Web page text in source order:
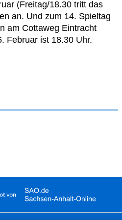
(Freitag/18.30 tritt das
an. Und zum 14. Spieltag
am Cottaweg Eintracht
Februar ist 18.30 Uhr.